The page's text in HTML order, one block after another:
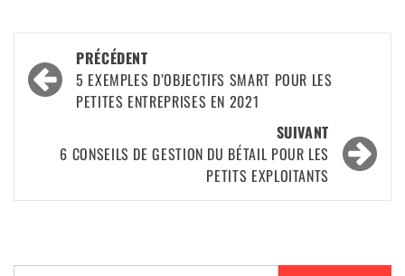
PRÉCÉDENT
5 EXEMPLES D’OBJECTIFS SMART POUR LES
PETITES ENTREPRISES EN 2021
SUIVANT
6 CONSEILS DE GESTION DU BÉTAIL POUR LES
PETITS EXPLOITANTS